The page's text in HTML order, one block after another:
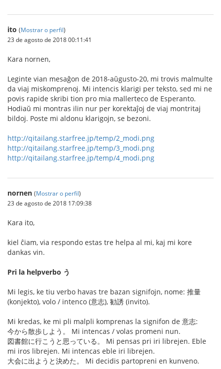
ito (Mostrar o perfil)
23 de agosto de 2018 00:11:41
Kara nornen,
Leginte vian mesaĝon de 2018-aŭgusto-20, mi trovis malmulte
da viaj miskomprenoj. Mi intencis klarigi per teksto, sed mi ne
povis rapide skribi tion pro mia mallerteco de Esperanto.
Hodiaŭ mi montras ilin nur per korektaĵoj de viaj montritaj
bildoj. Poste mi aldonu klarigojn, se bezoni.
http://qitailang.starfree.jp/temp/2_modi.png
http://qitailang.starfree.jp/temp/3_modi.png
http://qitailang.starfree.jp/temp/4_modi.png
nornen (Mostrar o perfil)
23 de agosto de 2018 17:09:38
Kara ito,
kiel ĉiam, via respondo estas tre helpa al mi, kaj mi kore
dankas vin.
Pri la helpverbo う
Mi legis, ke tiu verbo havas tre bazan signifojn, nome: 推量
(konjekto), volo / intenco (意志), 勧誘 (invito).
Mi kredas, ke mi pli malpli komprenas la signifon de 意志:
今から散歩しよう。 Mi intencas / volas promeni nun.
図書館に行こうと思っている。 Mi pensas pri iri librejen. Eble
mi iros librejen. Mi intencas eble iri librejen.
大会に出ようと決めた。 Mi decidis partopreni en kunveno.